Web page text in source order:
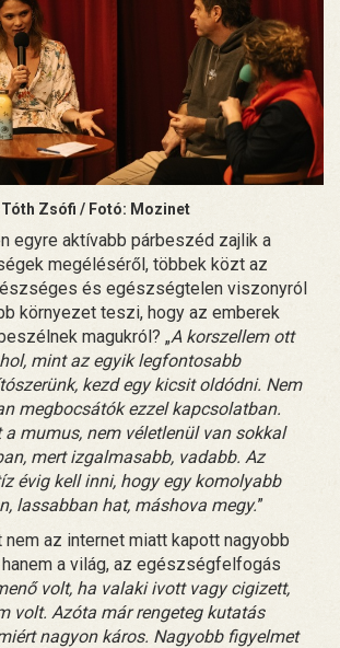
Tóth Zsófi / Fotó: Mozinet
egyre aktívabb párbeszéd zajlik a
megéléséről, többek közt az
és egészségtelen viszonyról
környezet teszi, hogy az emberek
magukról? „A korszellem ott
mint az egyik legfontosabb
kezd egy kicsit oldódni. Nem
megbocsátók ezzel kapcsolatban.
a mumus, nem véletlenül van sokkal
mert izgalmasabb, vadabb. Az
évig kell inni, hogy egy komolyabb
lassabban hat, máshova megy.”
az internet miatt kapott nagyobb
a világ, az egészségfelfogás
volt, ha valaki ivott vagy cigizett,
volt. Azóta már rengeteg kutatás
nagyon káros. Nagyobb figyelmet